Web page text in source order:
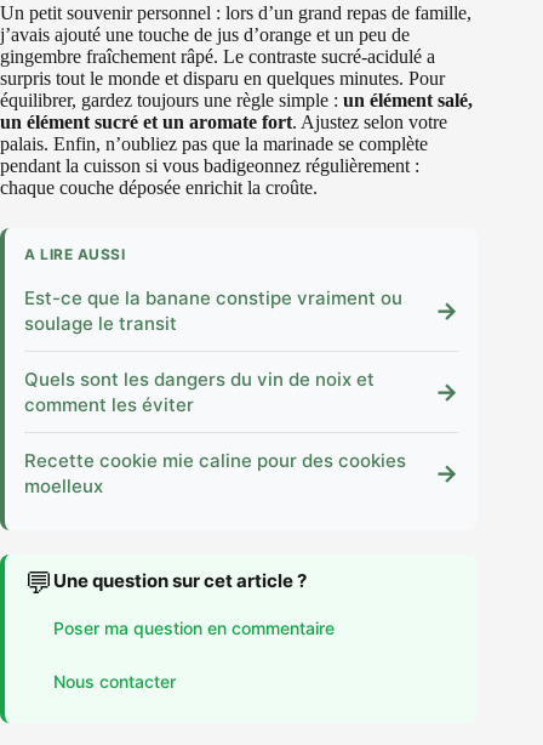
Un petit souvenir personnel : lors d’un grand repas de famille,
j’avais ajouté une touche de jus d’orange et un peu de
gingembre fraîchement râpé. Le contraste sucré-acidulé a
surpris tout le monde et disparu en quelques minutes. Pour
équilibrer, gardez toujours une règle simple : un élément salé,
un élément sucré et un aromate fort. Ajustez selon votre
palais. Enfin, n’oubliez pas que la marinade se complète
pendant la cuisson si vous badigeonnez régulièrement :
chaque couche déposée enrichit la croûte.
A LIRE AUSSI
Est-ce que la banane constipe vraiment ou
soulage le transit
→
Quels sont les dangers du vin de noix et
comment les éviter
→
Recette cookie mie caline pour des cookies
moelleux
→
💬 Une question sur cet article ?
Poser ma question en commentaire
Nous contacter